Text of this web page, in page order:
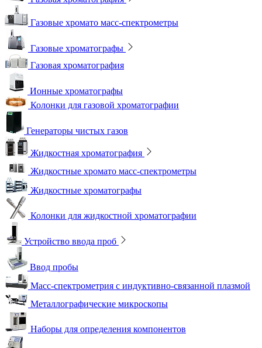
Газовые хромато масс-спектрометры
Газовые хроматографы
Газовая хроматография
Ионные хроматографы
Колонки для газовой хроматографии
Генераторы чистых газов
Жидкостная хроматография
Жидкостные хромато масс-спектрометры
Жидкостные хроматографы
Колонки для жидкостной хроматографии
Устройство ввода проб
Ввод пробы
Масс-спектрометрия с индуктивно-связанной плазмой
Металлографические микроскопы
Наборы для определения компонентов